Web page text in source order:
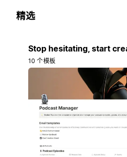
精选
Stop hesitating, start
10 个模板